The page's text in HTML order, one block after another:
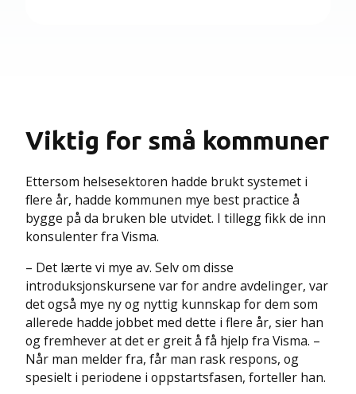
Viktig for små kommuner
Ettersom helsesektoren hadde brukt systemet i
flere år, hadde kommunen mye best practice å
bygge på da bruken ble utvidet. I tillegg fikk de inn
konsulenter fra Visma.
– Det lærte vi mye av. Selv om disse
introduksjonskursene var for andre avdelinger, var
det også mye ny og nyttig kunnskap for dem som
allerede hadde jobbet med dette i flere år, sier han
og fremhever at det er greit å få hjelp fra Visma. –
Når man melder fra, får man rask respons, og
spesielt i periodene i oppstartsfasen, forteller han.